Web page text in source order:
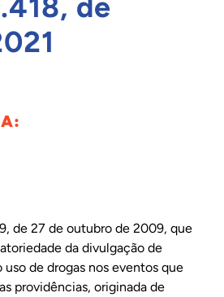
de 27 de outubro de 2009, que
da divulgação de
de drogas nos eventos que
providências, originada de